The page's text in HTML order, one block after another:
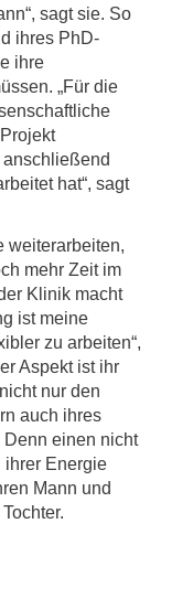
sagt sie. So
ihres PhD-
ihre
„Für die
hat“, sagt
weiterarbeiten,
mehr Zeit im
Klinik macht
ist meine
zu arbeiten“,
Aspekt ist ihr
nur den
auch ihres
Denn einen nicht
ihrer Energie
Mann und